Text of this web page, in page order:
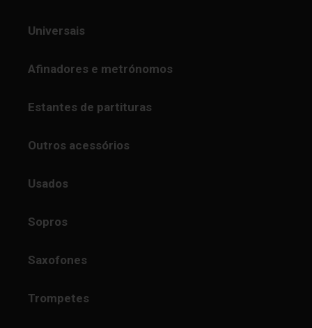
Universais
Afinadores e metrónomos
Estantes de partituras
Outros acessórios
Usados
Sopros
Saxofones
Trompetes